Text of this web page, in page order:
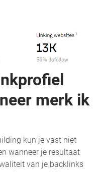
merk ik
kun je vast niet
wanneer je resultaat
van je backlinks